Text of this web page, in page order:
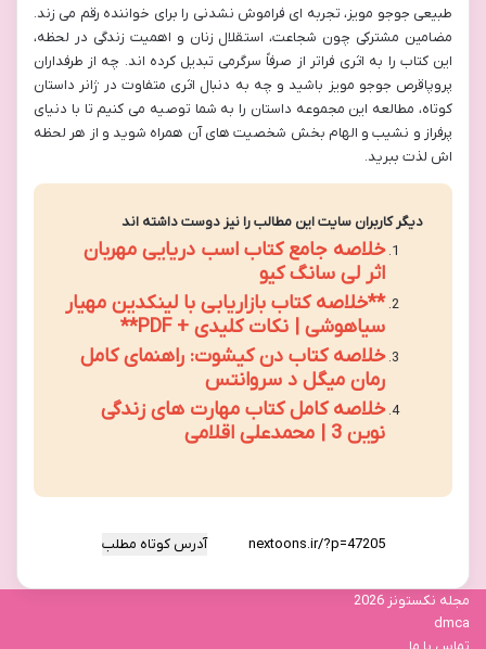
طبیعی جوجو مویز، تجربه ای فراموش نشدنی را برای خواننده رقم می زند.
مضامین مشترکی چون شجاعت، استقلال زنان و اهمیت زندگی در لحظه،
این کتاب را به اثری فراتر از صرفاً سرگرمی تبدیل کرده اند. چه از طرفداران
پروپاقرص جوجو مویز باشید و چه به دنبال اثری متفاوت در ژانر داستان
کوتاه، مطالعه این مجموعه داستان را به شما توصیه می کنیم تا با دنیای
پرفراز و نشیب و الهام بخش شخصیت های آن همراه شوید و از هر لحظه
اش لذت ببرید.
دیگر کاربران سایت این مطالب را نیز دوست داشته اند
خلاصه جامع کتاب اسب دریایی مهربان
اثر لی سانگ کیو
**خلاصه کتاب بازاریابی با لینکدین مهیار
سیاهوشی | نکات کلیدی + PDF**
خلاصه کتاب دن کیشوت: راهنمای کامل
رمان میگل د سروانتس
خلاصه کامل کتاب مهارت های زندگی
نوین 3 | محمدعلی اقلامی
آدرس کوتاه مطلب
مجله نکستونز 2026
dmca